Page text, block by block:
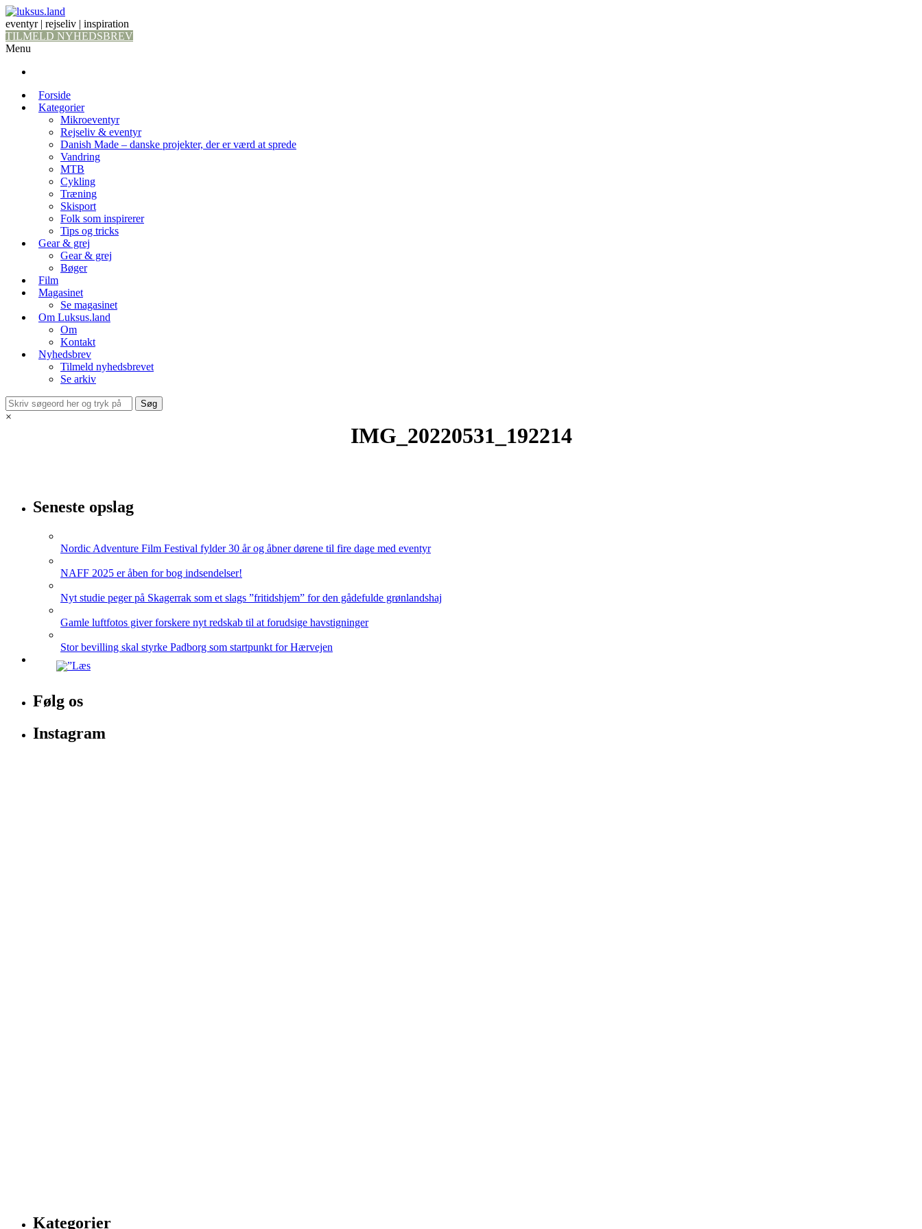
eventyr | rejseliv | inspiration
TILMELD NYHEDSBREV
Menu
Forside
Kategorier
Mikroeventyr
Rejseliv & eventyr
Danish Made – danske projekter, der er værd at sprede
Vandring
MTB
Cykling
Træning
Skisport
Folk som inspirerer
Tips og tricks
Gear & grej
Gear & grej
Bøger
Film
Magasinet
Se magasinet
Om Luksus.land
Om
Kontakt
Nyhedsbrev
Tilmeld nyhedsbrevet
Se arkiv
×
IMG_20220531_192214
Seneste opslag
Nordic Adventure Film Festival fylder 30 år og åbner dørene til fire dage med eventyr
NAFF 2025 er åben for bog indsendelser!
Nyt studie peger på Skagerrak som et slags ”fritidshjem” for den gådefulde grønlandshaj
Gamle luftfotos giver forskere nyt redskab til at forudsige havstigninger
Stor bevilling skal styrke Padborg som startpunkt for Hærvejen
Følg os
Instagram
Kategorier